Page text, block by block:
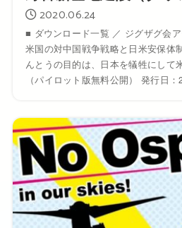
2020.06.24
■ ダウンロード一覧 ／ ジグザグ会ア
米国の対中国戦争戦略と日米安保体
んとうの目的は、日本を犠牲にして
（パイロット版無料公開） 発行日